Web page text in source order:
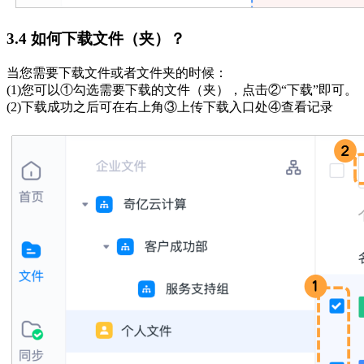
3.4 如何下载文件（夹）？
当您需要下载文件或者文件夹的时候：
(1)您可以①勾选需要下载的文件（夹），点击②“下载”即可。
(2)下载成功之后可在右上角③上传下载入口处④查看记录